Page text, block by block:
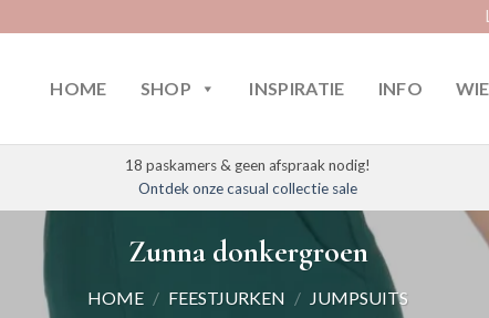
HOME SHOP INSPIRATIE INFO
18 paskamers & geen afspraak nodig!
Ontdek onze casual collectie sale
Zunna donkergroen
HOME / FEESTJURKEN / JUMPSUITS